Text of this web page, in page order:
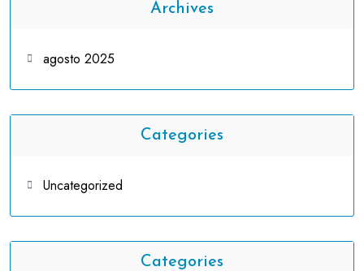
Archives
agosto 2025
Categories
Uncategorized
Categories